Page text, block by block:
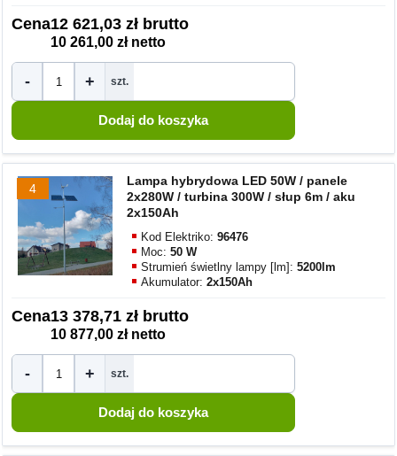
Cena12 621,03 zł brutto
10 261,00 zł netto
- + szt.
4
Lampa hybrydowa LED 50W / panele
2x280W / turbina 300W / słup 6m / aku
2x150Ah
Kod Elektriko:96476
Moc:50 W
Strumień świetlny lampy [lm]:5200lm
Akumulator:2x150Ah
Cena13 378,71 zł brutto
10 877,00 zł netto
- + szt.